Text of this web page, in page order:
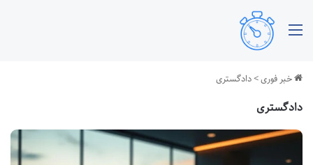
خبر فوری>دادگستری
دادگستری